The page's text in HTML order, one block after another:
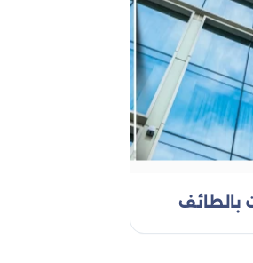
للمنازل والفيلات، مع
مكانك أكثر جاذبية وعملية،
من تصميمك الداخلي بشكل
مع أي مساحة أو تصميم
مع إمكانية اختيار
مكان، كما يمكن تنفيذ
بالحجم والشكل المثاليين.
بالطائف